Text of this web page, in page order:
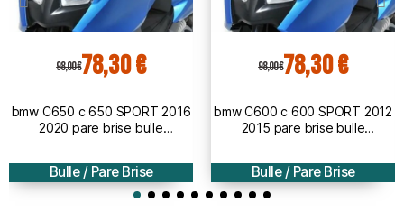
98,00 €78,30 €
bmw C650 c 650 SPORT 2016
2020 pare brise bulle
Bulle / Pare Brise
98,00 €78,30 €
bmw C600 c 600 SPORT 2012
2015 pare brise bulle
Bulle / Pare Brise